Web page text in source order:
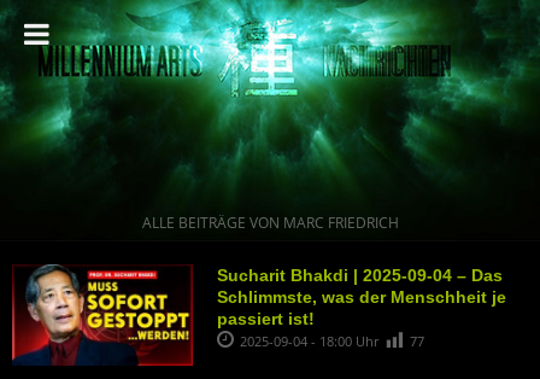
ALLE BEITRÄGE VON MARC FRIEDRICH
Sucharit Bhakdi | 2025-09-04 – Das
Schlimmste, was der Menschheit je
passiert ist!
2025-09-04 - 18:00 Uhr 77